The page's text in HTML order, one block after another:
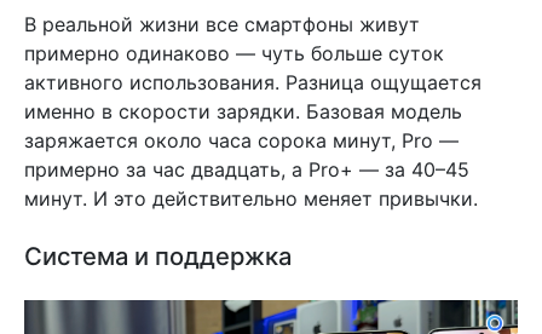
В реальной жизни все смартфоны живут
примерно одинаково — чуть больше суток
активного использования. Разница ощущается
именно в скорости зарядки. Базовая модель
заряжается около часа сорока минут, Pro —
примерно за час двадцать, а Pro+ — за 40–45
минут. И это действительно меняет привычки.
Система и поддержка